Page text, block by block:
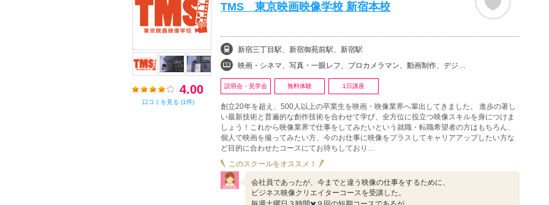
4.00
口コミを見る (1件)
TMS 東京映画映像学校 新宿本校
新宿三丁目駅、新宿御苑前駅、新宿駅
映画・シネマ、写真・一眼レフ、プロカメラマン、動画制作、デジタル映像、マルチメディア、写真・映像その他
説明会・見学会 無料体験 1日講座
創立20年を超え、500人以上の卒業生を映画・映像業界へ輩出してきました。 進歩の著し
い最新技術と普遍的な創作技術を合わせて学び、全方位に役立つ映像スキルを身につけま
しょう！これから映像業界で仕事をしてみたいという就職・転職希望者の方はもちろん、
個人で映画を撮ってみたい方、今のお仕事に映像をプラスしてキャリアアップしたい方な
ど目的に合わせたコースにてお待ちしており…
このスクールをオススメ！
会社員であったが、今までと違う映像の仕事をするために、
ビジネス映像クリエイターコースを受講した。